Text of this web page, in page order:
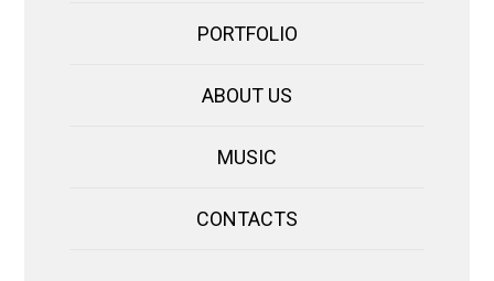
PORTFOLIO
ABOUT US
MUSIC
CONTACTS